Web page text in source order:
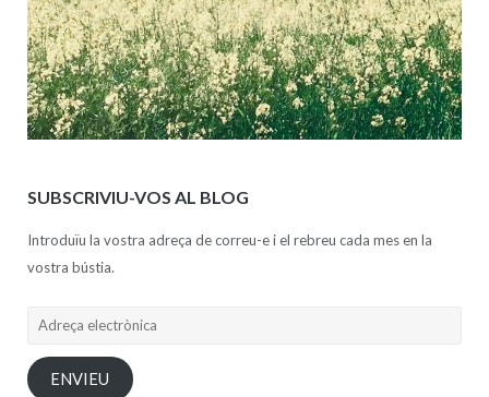
SUBSCRIVIU-VOS AL BLOG
Introduïu la vostra adreça de correu-e i el rebreu cada mes en la
vostra bústia.
Adreça
ENVIEU